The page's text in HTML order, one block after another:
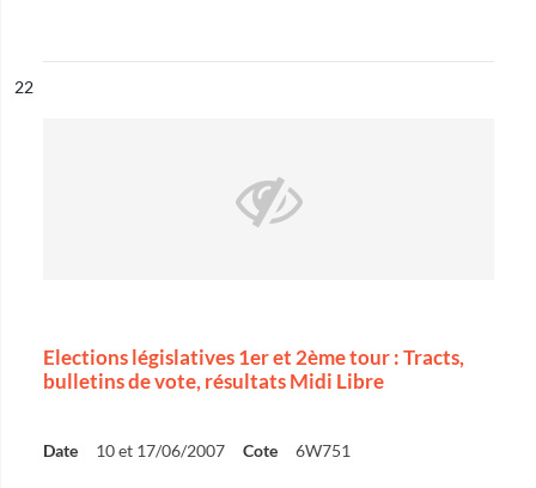
n°
22
Elections législatives 1er et 2ème tour : Tracts,
bulletins de vote, résultats Midi Libre
Date 10 et 17/06/2007 Cote 6W751